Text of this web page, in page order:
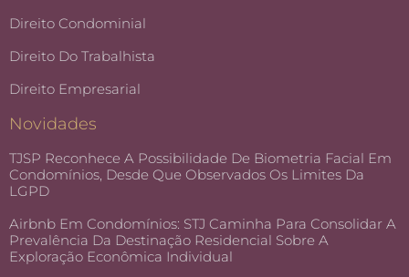
Direito Condominial
Direito Do Trabalhista
Direito Empresarial
Novidades
TJSP Reconhece A Possibilidade De Biometria Facial Em
Condomínios, Desde Que Observados Os Limites Da
LGPD
Airbnb Em Condomínios: STJ Caminha Para Consolidar A
Prevalência Da Destinação Residencial Sobre A
Exploração Econômica Individual